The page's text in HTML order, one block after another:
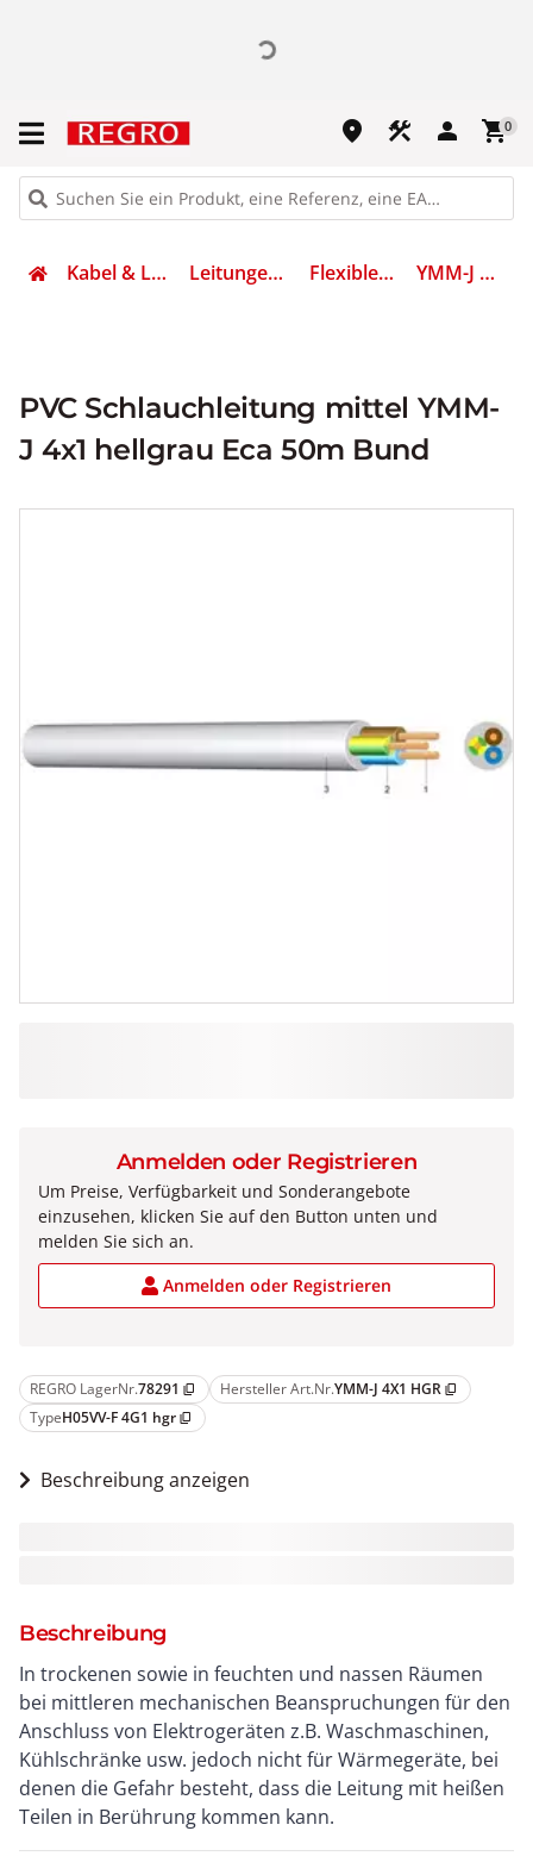
place construction person shopping_cart0
Kabel & Leitungen Leitungen flexibel Flexible Leitung YMM-J 4X1 HGR
PVC Schlauchleitung mittel YMM-
J 4x1 hellgrau Eca 50m Bund
REGRO LagerNr.78291 content_copy Hersteller Art.Nr.YMM-J 4X1 HGR content_copy
TypeH05VV-F 4G1 hgr content_copy
Beschreibung anzeigen
Beschreibung
In trockenen sowie in feuchten und nassen Räumen
bei mittleren mechanischen Beanspruchungen für den
Anschluss von Elektrogeräten z.B. Waschmaschinen,
Kühlschränke usw. jedoch nicht für Wärmegeräte, bei
denen die Gefahr besteht, dass die Leitung mit heißen
Teilen in Berührung kommen kann.
Anmelden oder Registrieren
Um Preise, Verfügbarkeit und Sonderangebote
einzusehen, klicken Sie auf den Button unten und
melden Sie sich an.
Anmelden oder Registrieren